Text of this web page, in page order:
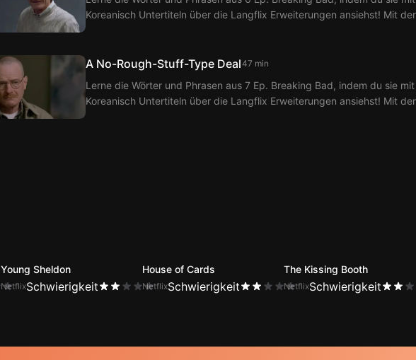
Koreanisch Untertiteln über die Langflix Erweiterungen ansiehst! Mit
A No-Rough-Stuff-Type Deal47 min
Lerne die Wörter und Phrasen aus 7 Ep. Breaking Bad, indem du sie
Koreanisch Untertiteln über die Langflix Erweiterungen ansiehst! Mit
Young Sheldon
NetflixSchwierigkeit
House of Cards
NetflixSchwierigkeit
The Kissing Booth
NetflixSchwierigkeit